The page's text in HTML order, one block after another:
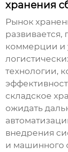
хранения
Рынок
развивается,
коммерции и
технологии,
складское
ожидать
внедрения
и машинного